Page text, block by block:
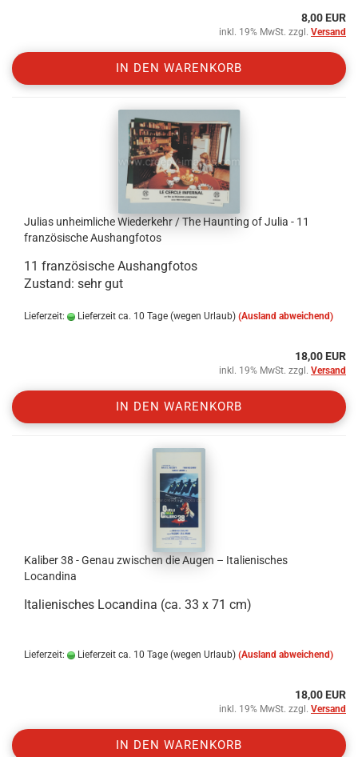
8,00 EUR
inkl. 19% MwSt. zzgl. Versand
IN DEN WARENKORB
Julias unheimliche Wiederkehr / The Haunting of Julia - 11
französische Aushangfotos
11 französische Aushangfotos
Zustand: sehr gut
Lieferzeit: Lieferzeit ca. 10 Tage (wegen Urlaub) (Ausland abweichend)
18,00 EUR
inkl. 19% MwSt. zzgl. Versand
IN DEN WARENKORB
Kaliber 38 - Genau zwischen die Augen – Italienisches
Locandina
Italienisches Locandina (ca. 33 x 71 cm)
Lieferzeit: Lieferzeit ca. 10 Tage (wegen Urlaub) (Ausland abweichend)
18,00 EUR
inkl. 19% MwSt. zzgl. Versand
IN DEN WARENKORB